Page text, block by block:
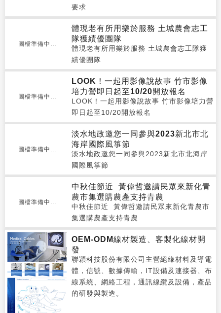
要求
圖檔準備中...
體現老有所用樂於服務 土城農會志工
隊獲績優團隊
體現老有所用樂於服務 土城農會志工隊獲
績優團隊
圖檔準備中...
LOOK！一起用影像說故事 竹市影像
培力營即日起至10/20開放報名
LOOK！一起用影像說故事 竹市影像培力營
即日起至10/20開放報名
圖檔準備中...
淡水地政邀您一同參與2023新北市北
海岸國際風箏節
淡水地政邀您一同參與2023新北市北海岸
國際風箏節
圖檔準備中...
中秋佳節近 黃偉哲邀請民眾來新化青
農市集選購農產支持青農
中秋佳節近 黃偉哲邀請民眾來新化青農市
集選購農產支持青農
OEM-ODM線材製造、客製化線材開
發
聯穎科技股份有限公司主營絕緣材料及導電
體，信號、數據傳輸，IT設備及連接器、布
線系統、網絡工程，通訊線纜及設備，產品
的研發與製造。